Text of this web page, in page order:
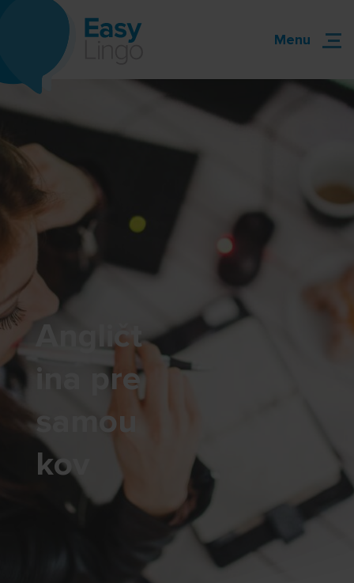
Menu
Angličt
ina pre
samou
kov